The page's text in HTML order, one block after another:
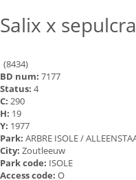
Salix x
(8434)
BD num: 7177
Status: 4
C: 290
H: 19
Y: 1977
Park: ARBRE ISOLE /
City: Zoutleeuw
Park code: ISOLE
Access code: O